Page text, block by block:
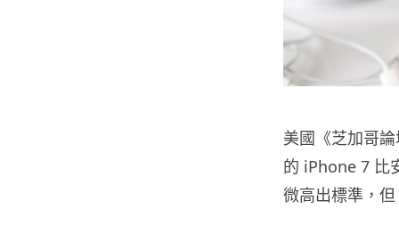
美國《芝加哥
的 iPhone 7 比
微高出標準，